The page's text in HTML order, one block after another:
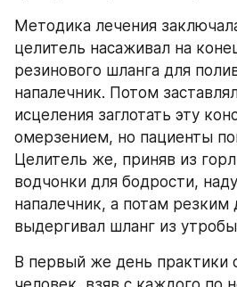
Методика лечения
целитель насаживал на
резинового шланга для
напалечник. Потом
исцеления заглотать эту
омерзением, но пациенты
Целитель же, приняв из
водчонки для бодрости,
напалечник, а потам
выдергивал шланг из
В первый же день практики